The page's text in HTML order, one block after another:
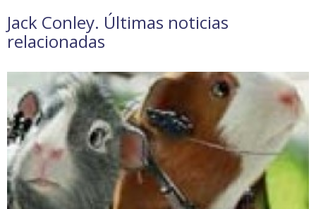
Jack Conley. Últimas noticias
relacionadas